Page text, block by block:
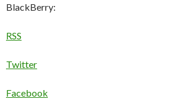
BlackBerry:
RSS
Twitter
Facebook